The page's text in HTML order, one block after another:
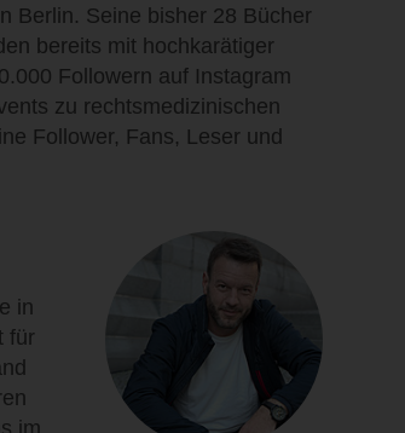
Berlin. Seine bisher 28 Bücher
bereits mit hochkarätiger
Followern auf Instagram
zu rechtsmedizinischen
Follower, Fans, Leser und
in
für